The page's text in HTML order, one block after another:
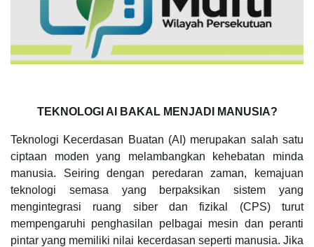
TEKNOLOGI AI BAKAL MENJADI MANUSIA?
Teknologi Kecerdasan Buatan (AI) merupakan salah satu
ciptaan moden yang melambangkan kehebatan minda
manusia. Seiring dengan peredaran zaman, kemajuan
teknologi semasa yang berpaksikan sistem yang
mengintegrasi ruang siber dan fizikal (CPS) turut
mempengaruhi penghasilan pelbagai mesin dan peranti
pintar yang memiliki nilai kecerdasan seperti manusia. Jika